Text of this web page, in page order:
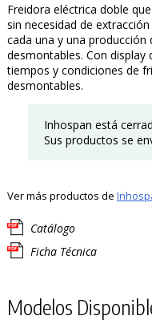
Freidora eléctrica doble
sin necesidad de
cada una y una
desmontables. Con
tiempos y condiciones de
desmontables.
Inhospan está
Sus productos se
Ver más productos de
Catálogo
Ficha Técnica
Modelos